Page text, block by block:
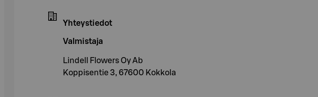
Yhteystiedot
Valmistaja
Lindell Flowers Oy Ab
Koppisentie 3, 67600 Kokkola